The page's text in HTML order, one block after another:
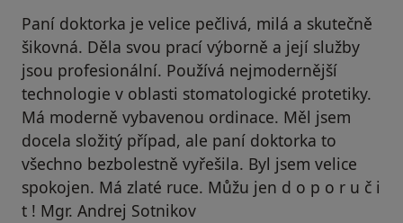
Paní doktorka je velice pečlivá, milá a skutečně
šikovná. Děla svou prací výborně a její služby
jsou profesionální. Používá nejmodernější
technologie v oblasti stomatologické protetiky.
Má moderně vybavenou ordinace. Měl jsem
docela složitý případ, ale paní doktorka to
všechno bezbolestně vyřešila. Byl jsem velice
spokojen. Má zlaté ruce. Můžu jen d o p o r u č i
t ! Mgr. Andrej Sotnikov